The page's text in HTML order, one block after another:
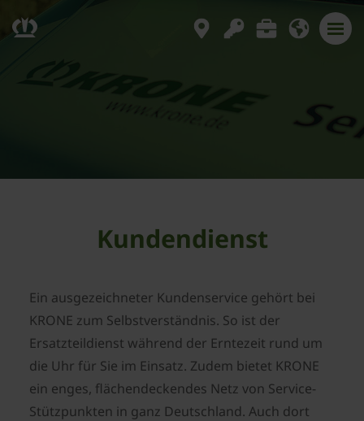
Kundendienst
Ein ausgezeichneter Kundenservice gehört bei
KRONE zum Selbstverständnis. So ist der
Ersatzteildienst während der Erntezeit rund um
die Uhr für Sie im Einsatz. Zudem bietet KRONE
ein enges, flächendeckendes Netz von Service-
Stützpunkten in ganz Deutschland. Auch dort